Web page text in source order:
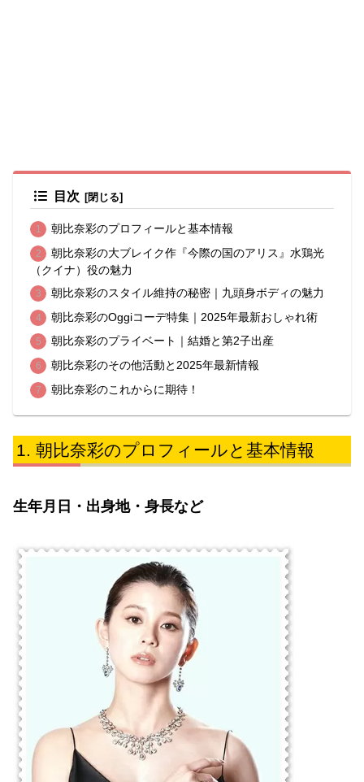
目次
朝比奈彩のプロフィールと基本情報
朝比奈彩の大ブレイク作『今際の国のアリス』水鶏光
（クイナ）役の魅力
朝比奈彩のスタイル維持の秘密｜九頭身ボディの魅力
朝比奈彩のOggiコーデ特集｜2025年最新おしゃれ術
朝比奈彩のプライベート｜結婚と第2子出産
朝比奈彩のその他活動と2025年最新情報
朝比奈彩のこれからに期待！
朝比奈彩のプロフィールと基本情報
生年月日・出身地・身長など